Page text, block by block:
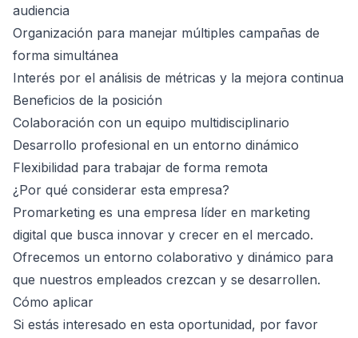
audiencia
Organización para manejar múltiples campañas de
forma simultánea
Interés por el análisis de métricas y la mejora continua
Beneficios de la posición
Colaboración con un equipo multidisciplinario
Desarrollo profesional en un entorno dinámico
Flexibilidad para trabajar de forma remota
¿Por qué considerar esta empresa?
Promarketing es una empresa líder en marketing
digital que busca innovar y crecer en el mercado.
Ofrecemos un entorno colaborativo y dinámico para
que nuestros empleados crezcan y se desarrollen.
Cómo aplicar
Si estás interesado en esta oportunidad, por favor